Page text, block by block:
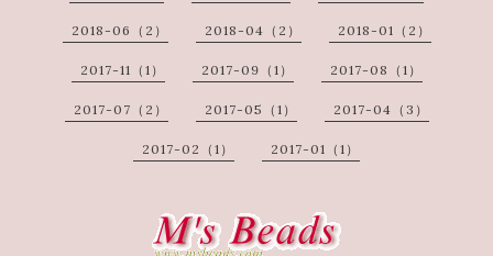
2018-06（2） 2018-04（2） 2018-01（2）
2017-11（1） 2017-09（1） 2017-08（1）
2017-07（2） 2017-05（1） 2017-04（3）
2017-02（1） 2017-01（1）